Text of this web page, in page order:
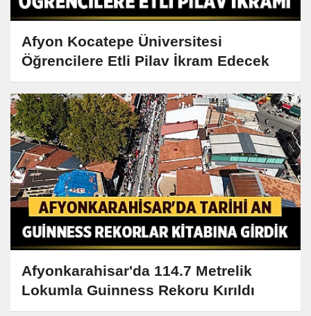
Afyon Kocatepe Üniversitesi
Öğrencilere Etli Pilav İkram Edecek
Afyonkarahisar'da 114.7 Metrelik
Lokumla Guinness Rekoru Kırıldı